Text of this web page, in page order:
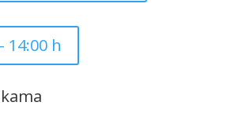
14:00 h